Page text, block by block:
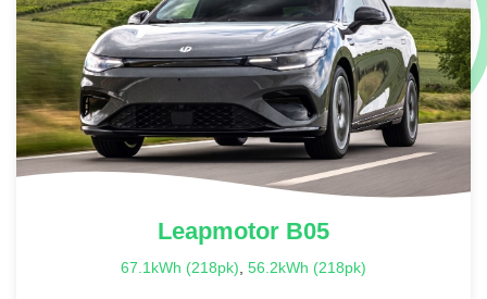
Leapmotor B05
67.1kWh (218pk) 56.2kWh (218pk)